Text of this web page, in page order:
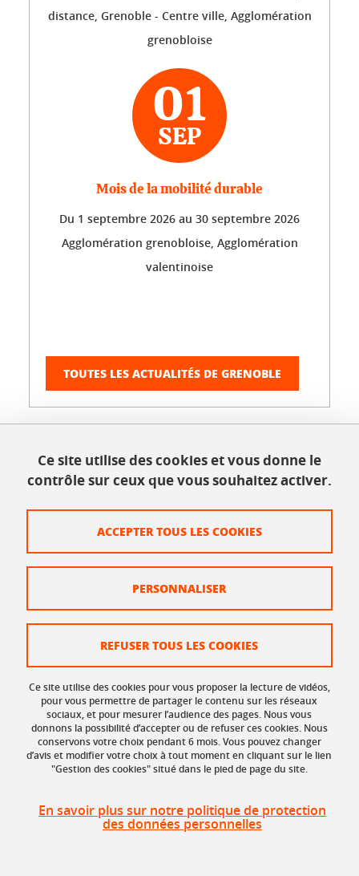
distance, Grenoble - Centre ville, Agglomération
grenobloise
01
SEP
Mois de la mobilité durable
Du 1 septembre 2026 au 30 septembre 2026
Agglomération grenobloise, Agglomération
valentinoise
TOUTES LES ACTUALITÉS DE GRENOBLE
Agenda Valence
09
JUL
RÉUNION, WEBINAIRE
votre arrivée et votre installation à Valence
Du9 juillet 2026au27 août 2026
À distance, Valence
09
Ce site utilise des cookies et vous donne le
contrôle sur ceux que vous souhaitez activer.
Ce site utilise des cookies pour vous proposer la lecture de vidéos,
pour vous permettre de partager le contenu sur les réseaux
sociaux, et pour mesurer l’audience des pages. Nous vous
donnons la possibilité d’accepter ou de refuser ces cookies. Nous
conservons votre choix pendant 6 mois. Vous pouvez changer
d’avis et modifier votre choix à tout moment en cliquant sur le lien
"Gestion des cookies" situé dans le pied de page du site.
En savoir plus sur notre politique de protection
des données personnelles
ACCEPTER TOUS LES COOKIES
REFUSER TOUS LES COOKIES
PERSONNALISER